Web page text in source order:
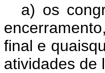
a) os
final e
atividades de